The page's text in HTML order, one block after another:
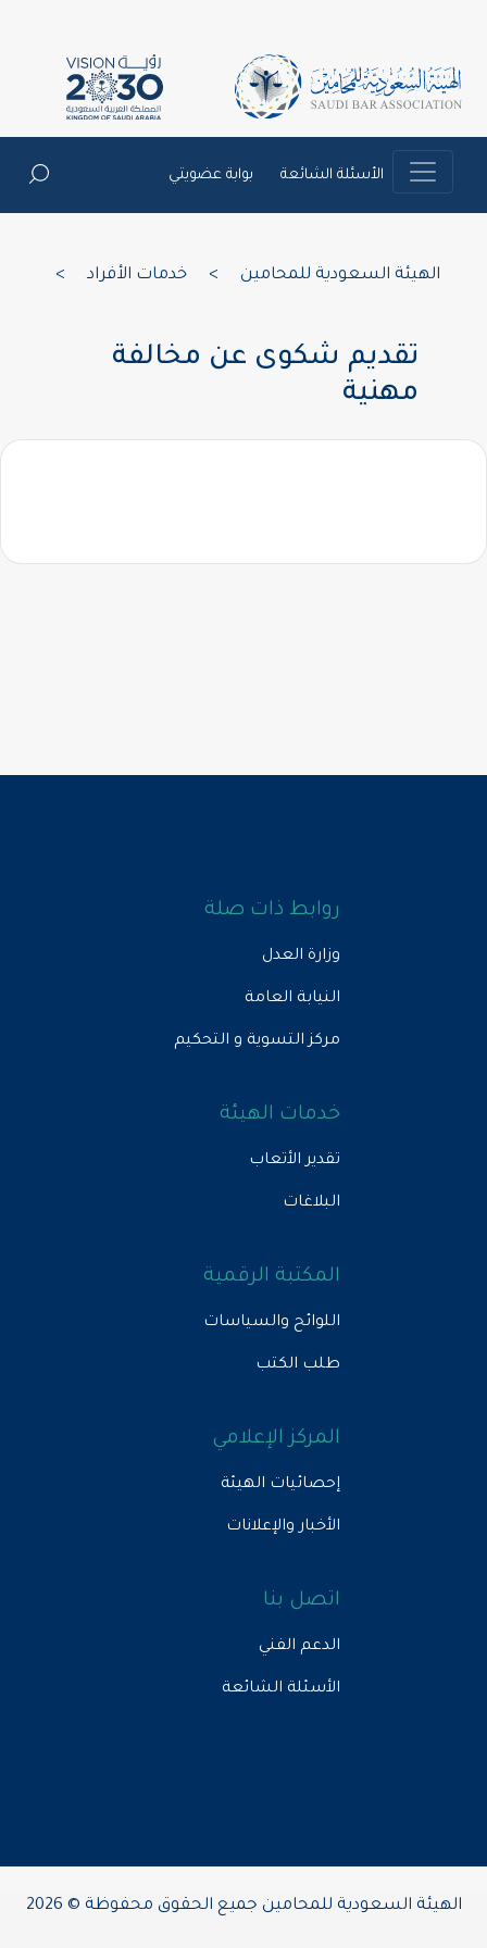
الأسئلة الشائعة بوابة عضويتي
الهيئة السعودية للمحامين خدمات الأفراد
تقديم شكوى عن مخالفة
مهنية
روابط ذات صلة
وزارة العدل
النيابة العامة
مركز التسوية و التحكيم
خدمات الهيئة
تقدير الأتعاب
البلاغات
المكتبة الرقمية
اللوائح والسياسات
طلب الكتب
المركز الإعلامي
إحصائيات الهيئة
الأخبار والإعلانات
اتصل بنا
الدعم الفني
الأسئلة الشائعة
الهيئة السعودية للمحامين جميع الحقوق محفوظة © 2026